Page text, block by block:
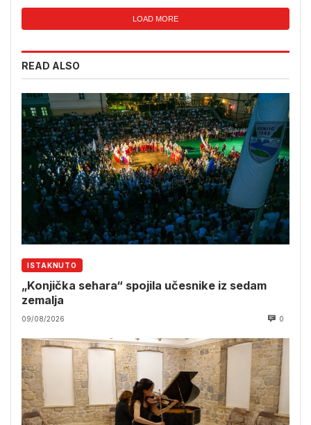
LOAD MORE
READ ALSO
ISTAKNUTO
„Konjička sehara“ spojila učesnike iz sedam
zemalja
09/08/2026 0